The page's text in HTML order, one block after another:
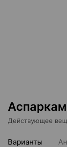
Действующее
Варианты